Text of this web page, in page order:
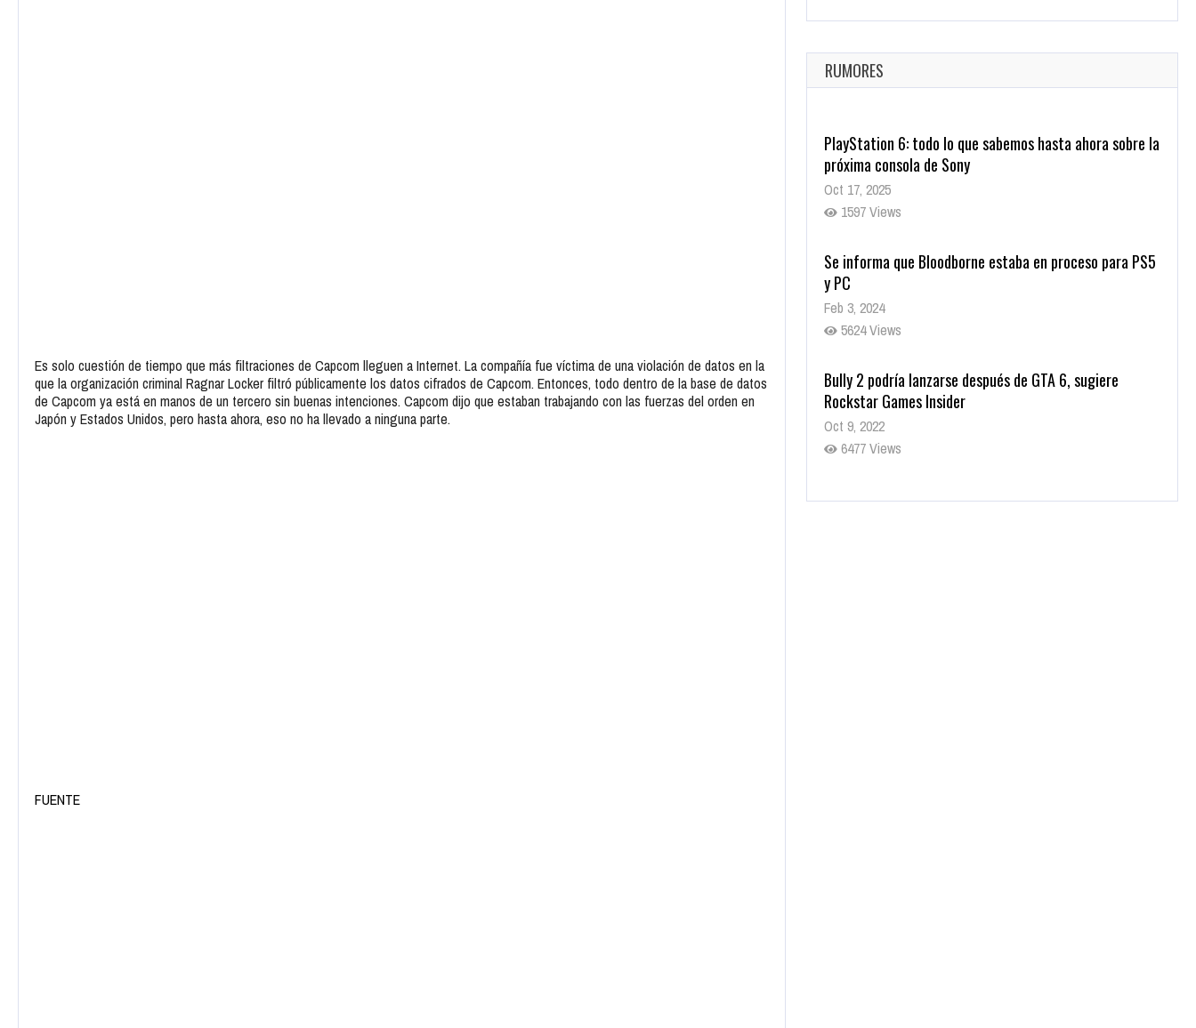
Es solo cuestión de tiempo que más filtraciones de Capcom lleguen a Internet. La compañía fue víctima de una violación de datos en la
que la organización criminal Ragnar Locker filtró públicamente los datos cifrados de Capcom. Entonces, todo dentro de la base de datos
de Capcom ya está en manos de un tercero sin buenas intenciones. Capcom dijo que estaban trabajando con las fuerzas del orden en
Japón y Estados Unidos, pero hasta ahora, eso no ha llevado a ninguna parte.
FUENTE
La configuración de Call of Duty 2021 aparentemente
Ago 8, 2021
9995 Views
RUMORES
PlayStation 6: todo lo que sabemos hasta ahora sobre la
próxima consola de Sony
Oct 17, 2025
1597 Views
Se informa que Bloodborne estaba en proceso para PS5
y PC
Feb 3, 2024
5624 Views
Bully 2 podría lanzarse después de GTA 6, sugiere
Rockstar Games Insider
Oct 9, 2022
6477 Views
Rumor: Se filtran los primeros detalles de Resident Evil